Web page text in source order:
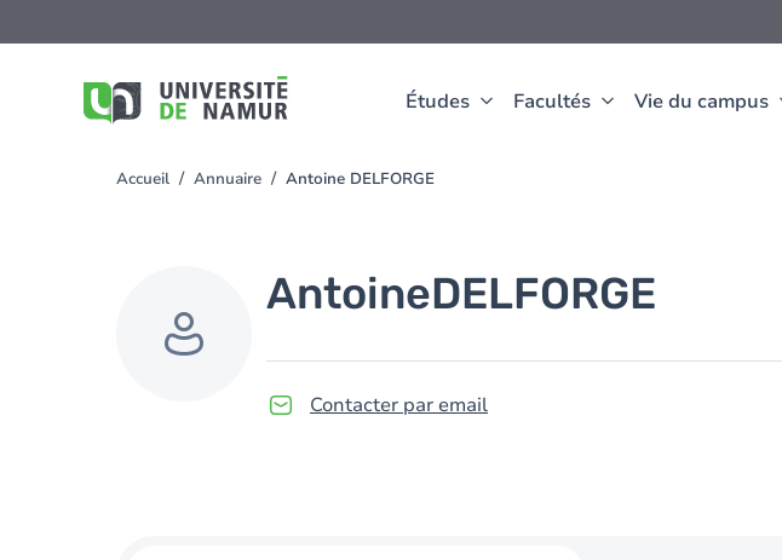
Études Facultés Vie du campus
au
You
Accueil Annuaire Antoine DELFORGE
AntoineDELFORGE
Contacter par email